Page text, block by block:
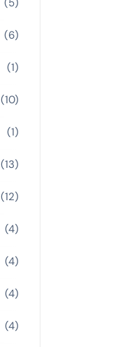
(5)
(6)
(1)
(10)
(1)
(13)
(12)
(4)
(4)
(4)
(4)